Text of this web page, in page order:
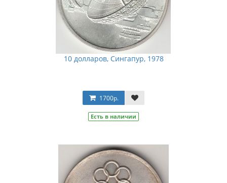
10 долларов, Сингапур, 1978
1700р.
Есть в наличии